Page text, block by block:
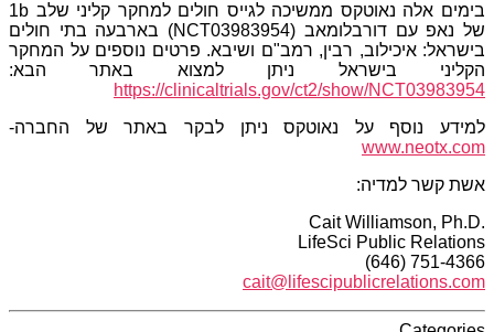
בימים אלה נאוטקס ממשיכה לגייס חולים למחקר קליני שלב 1b
של נאפ עם דורבלומאב ((NCT03983954 בארבעה בתי חולים
בישראל: איכילוב, רבין, רמב"ם ושיבא. פרטים נוספים על המחקר
הקליני בישראל ניתן למצוא באתר הבא:
https://clinicaltrials.gov/ct2/show/NCT03983954
למידע נוסף על נאוטקס ניתן לבקר באתר של החברה-
www.neotx.com
אשת קשר למדיה:
Cait Williamson, Ph.D.
LifeSci Public Relations
(646) 751-4366
cait@lifescipublicrelations.com